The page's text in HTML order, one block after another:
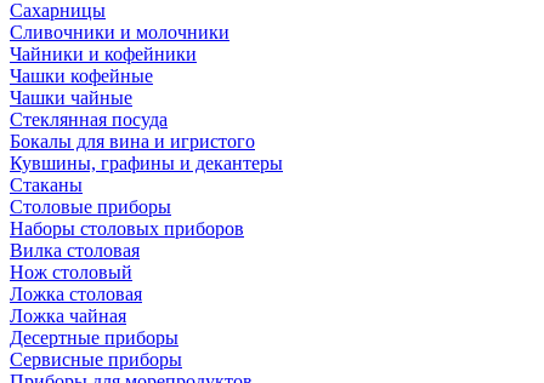
Сахарницы
Сливочники и молочники
Чайники и кофейники
Чашки кофейные
Чашки чайные
Стеклянная посуда
Бокалы для вина и игристого
Кувшины, графины и декантеры
Стаканы
Столовые приборы
Наборы столовых приборов
Вилка столовая
Нож столовый
Ложка столовая
Ложка чайная
Десертные приборы
Сервисные приборы